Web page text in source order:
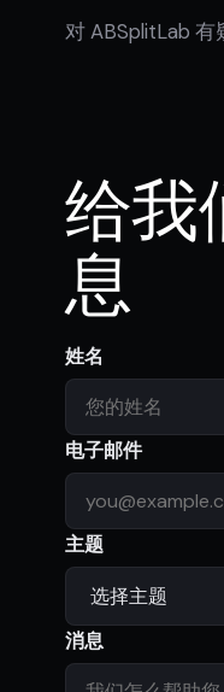
对 ABSplitLab
给我
息
姓名
电子邮件
主题
消息